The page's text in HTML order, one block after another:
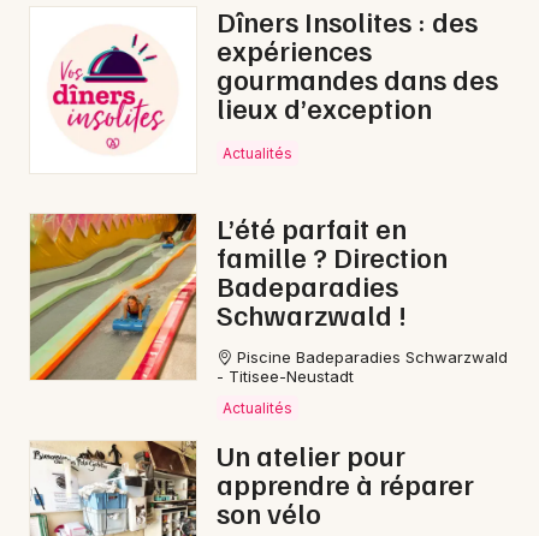
Dîners Insolites : des
expériences
gourmandes dans des
lieux d’exception
Actualités
L’été parfait en
famille ? Direction
Badeparadies
Schwarzwald !
Piscine Badeparadies Schwarzwald
- Titisee-Neustadt
Actualités
Un atelier pour
apprendre à réparer
son vélo